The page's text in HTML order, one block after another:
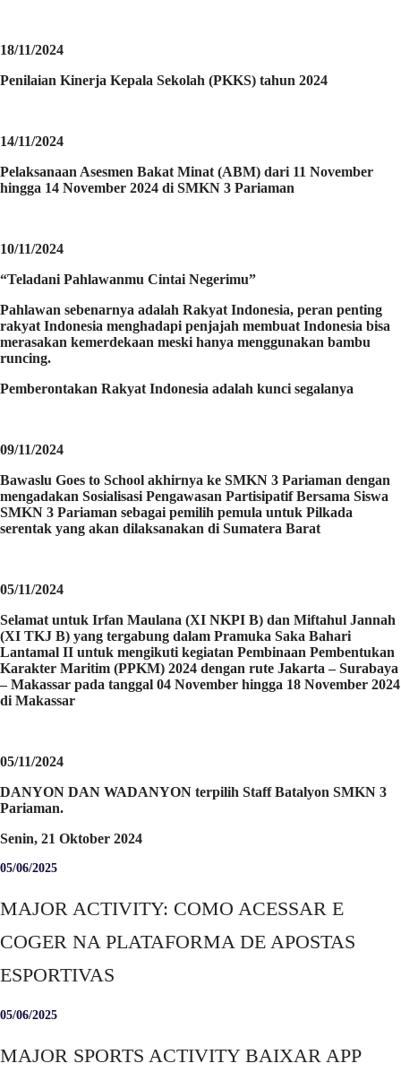
18/11/2024
Penilaian Kinerja Kepala Sekolah (PKKS) tahun 2024
14/11/2024
Pelaksanaan Asesmen Bakat Minat (ABM) dari 11 November
hingga 14 November 2024 di SMKN 3 Pariaman
10/11/2024
“Teladani Pahlawanmu Cintai Negerimu”
Pahlawan sebenarnya adalah Rakyat Indonesia, peran penting
rakyat Indonesia menghadapi penjajah membuat Indonesia bisa
merasakan kemerdekaan meski hanya menggunakan bambu
runcing.
Pemberontakan Rakyat Indonesia adalah kunci segalanya
09/11/2024
Bawaslu Goes to School akhirnya ke SMKN 3 Pariaman dengan
mengadakan Sosialisasi Pengawasan Partisipatif Bersama Siswa
SMKN 3 Pariaman sebagai pemilih pemula untuk Pilkada
serentak yang akan dilaksanakan di Sumatera Barat
05/11/2024
Selamat untuk Irfan Maulana (XI NKPI B) dan Miftahul Jannah
(XI TKJ B) yang tergabung dalam Pramuka Saka Bahari
Lantamal II untuk mengikuti kegiatan Pembinaan Pembentukan
Karakter Maritim (PPKM) 2024 dengan rute Jakarta – Surabaya
– Makassar pada tanggal 04 November hingga 18 November 2024
di Makassar
05/11/2024
DANYON DAN WADANYON terpilih Staff Batalyon SMKN 3
Pariaman.
Senin, 21 Oktober 2024
05/06/2025
MAJOR ACTIVITY: COMO ACESSAR E
COGER NA PLATAFORMA DE APOSTAS
ESPORTIVAS
05/06/2025
MAJOR SPORTS ACTIVITY BAIXAR APP